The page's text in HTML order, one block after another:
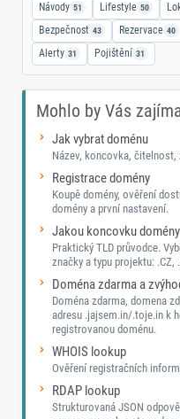
Návody 51 Lifestyle 50
Bezpečnost 43 Rezervace 40
Alerty 31 Pojištění 31
Mohlo by Vás
Jak vybrat doménu
Název, koncovka, čitelnost,
Registrace domény
Koupě domény, ověření
domény a první nastavení.
Jakou koncovku
Praktický TLD průvodce.
značky a typu projektu: .CZ,
Doména zdarma a
Doména zdarma, domena
adresu .jajsem.in/.toje.in k
registrovanou doménu.
WHOIS lookup
Ověření registračních
RDAP lookup
Strukturovaná JSON